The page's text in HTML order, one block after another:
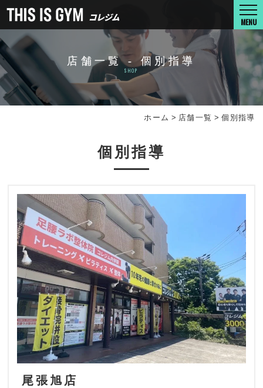
MENU
店舗一覧 - 個別指導
SHOP
ホーム > 店舗一覧 >個別指導
個別指導
尾張旭店